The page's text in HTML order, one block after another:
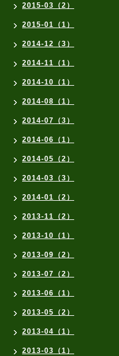
2015-03（2）
2015-01（1）
2014-12（3）
2014-11（1）
2014-10（1）
2014-08（1）
2014-07（3）
2014-06（1）
2014-05（2）
2014-03（3）
2014-01（2）
2013-11（2）
2013-10（1）
2013-09（2）
2013-07（2）
2013-06（1）
2013-05（2）
2013-04（1）
2013-03（1）